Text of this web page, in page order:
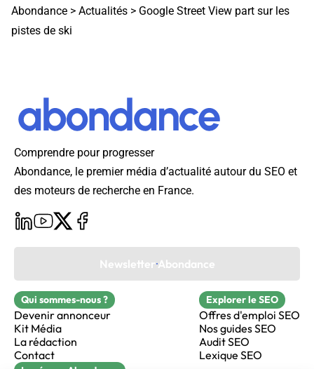
Abondance > Actualités > Google Street View part sur les
pistes de ski
Comprendre pour progresser
Abondance, le premier média d’actualité autour du SEO et
des moteurs de recherche en France.
Newsletter Abondance
Qui sommes-nous ?
Devenir annonceur
Kit Média
La rédaction
Contact
Explorer le SEO
Offres d'emploi SEO
Nos guides SEO
Audit SEO
Lexique SEO